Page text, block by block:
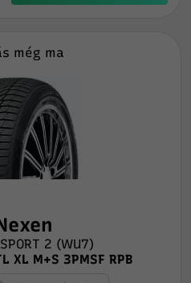
még ma
2 (WU7)
XL M+S 3PMSF RPB